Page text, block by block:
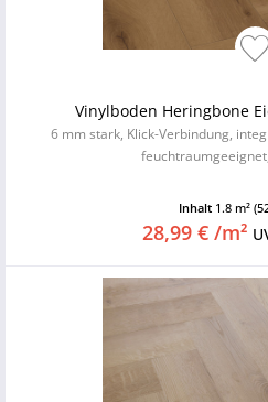
Vinylboden Heringbone
6 mm stark, Klick-Verbindung,
Inhalt 1.8 m²
28,99 € /m²